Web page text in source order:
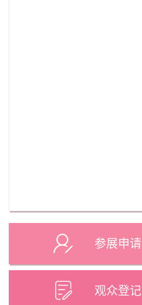
参展申请
观众登记